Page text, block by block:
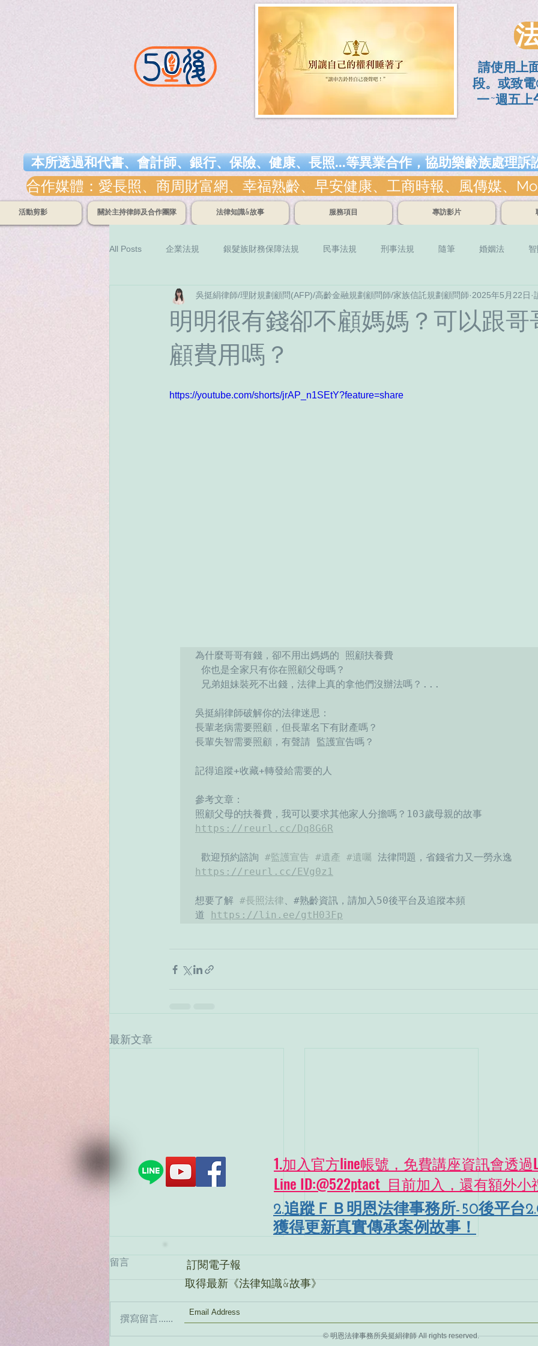
請使用上
段。或致
一~週五上
本所透過和代書、會計師、銀行、保險、健康、長照...等異業合作，協助樂齡族處理
合作媒體：愛長照、商周財富網、幸福熟齡、早安健康、工商時報、風傳媒、
活動剪影 關於主持律師及合作團隊 法律知識&故事 服務項目 專訪影片
All Posts 企業法規 銀髮族財務保障法規 民事法規 刑事法規 隨筆 婚姻法
保險 稅務相關 不動產 長照/監護宣告 家庭信託與資產規劃 談錢說
明明很有錢卻不顧媽媽？可以跟哥
顧費用嗎？
吳挺絹律師/理財規劃顧問(AFP)/高齡金融規劃顧問師/家族信託規劃顧問師 2025年5月22日
https://youtube.com/shorts/jrAP_n1SEtY?feature=share
為什麼哥哥有錢，卻不用出媽媽的 照顧扶養費
你也是全家只有你在照顧父母嗎？
兄弟姐妹裝死不出錢，法律上真的拿他們沒辦法嗎？...
吳挺絹律師破解你的法律迷思：
長輩老病需要照顧，但長輩名下有財產嗎？
長輩失智需要照顧，有聲請 監護宣告嗎？
記得追蹤+收藏+轉發給需要的人
參考文章：
https://reurl.cc/Dq8G6R
歡迎預約諮詢 #監護宣告 #遺產 #遺囑 法律問題，省錢省力又一勞永逸
https://reurl.cc/EVg0z1
想要了解 #長照法律、#熟齡資訊，請加入50後平台及追蹤本頻
道
https://lin.ee/gtH03Fp
最新文章
留言
撰寫留言......
2.追蹤ＦＢ明恩法律事務所-50後平台
獲得更新真實傳承案例故事！
訂閱電子報
取得最新《法律知識&故事》
© 明恩法律事務所吳挺絹律師 All rights reserved.
1.加入官方line帳號，免費講座資訊會透過
Line ID:@522ptact 目前加入，還有額外小